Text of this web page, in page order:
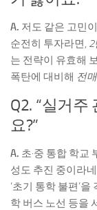
A. 저도 같은 고민
순전히 투자라면, 2
는 전략이 유효해
폭탄에 대비해 전
Q2. “실거주
요?”
A. 초·중 통합 학교
성도 추진 중이라
‘초기 통학 불편’
학 버스 노선 등을